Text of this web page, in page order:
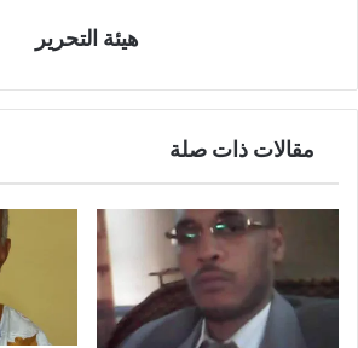
هيئة التحرير
مقالات ذات صلة